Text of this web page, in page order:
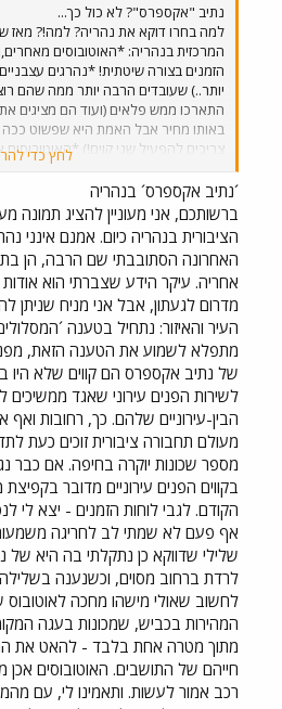
נתיב "אקספרס"? לא כול כך...
למה בחרו דוקא את נהריה? למה!?
המרכזית בנהריה: *האוטובוסים
הזמנים בצורה שיטתית! *נהרגים
יותר..) שעובדים הרבה יותר ממה שהם
התארכו ממש פלאים (ועוד הם מציגים
באותו מחיר אבל האמת היא שפשוט ככה
צריכים להפעיל שני קוים!) *האוטובוסים
מלא בליטות כאלו בכביש, כמו גבעות
והאוטובוסים החגשים שהם מאוד נמוכים
המוווון! וגם הם בכלל לא קנו
מיניבוסים!(איך אישרו להם את זה?)
מודיעין.. רק קופה שעובדת שעה ביום!
הפניות שנשלחו למשרד התחבורה
התחבורה הציבורית.. כלום לא משתנה!
לחץ כדי
´נתיב אקספרס´ בנהריה
ברשותכם, אני מעוניין להציג
הציבורית בנהריה כיום. אמנם אינני
האחרונה הסתובבתי שם הרבה, הן
אחריה. עיקר הידע שצברתי הוא
מדרום לגעתון, אבל אני מניח
העיר והאיזור: נתחיל בטענה
מתפלא לשמוע את הטענה הזאת,
של נתיב אקספרס הם קווים שלא היו
לשירות הפנים עירוני שאגד
הבין-עירוניים שלהם. כך, רחובות
מעולם תחבורה ציבורית זוכים כעת
מספר שכונות יוקרה בחיפה. אם כבר
בקווים הפנים עירוניים מדובר
הקודם. לגבי לוחות הזמנים - יצא לי
אף פעם לא שמתי לב לחריגה
שלילי שדווקא כן נתקלתי בה היא
לרדת ברחוב מסוים, וכשנענה
לחשוב שאולי מישהו מחכה לאוטובוס
המהירות בכביש, שמכונות בעגה
מתוך מטרה אחת בלבד - להאט את
חייהם של התושבים. האוטובוסים אכן
רכב אמור לעשות. ותאמינו לי, עם